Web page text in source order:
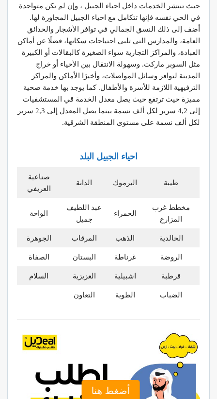
حيث تنتشر الخدمات داخل احياء الجبيل ، وإن لم تكن متواجدة
في الحي نفسه فإنها تتكامل مع احياء الجبيل المجاورة لها.
أضف إلى ذلك النسق الجمالي في توافر الأشجار والحدائق
العامة، والمدارس التي تلبي احتياجات سكانها، فضلًا عن أماكن
العبادة، والمراكز التجارية سواء الصغيرة كالبقالات أو الكبيرة
مثل السوبر ماركت. وسهولة الانتقال بين الأحياء أو خراج
المدينة لتوافر وسائل المواصلات، وأخيرًا الأماكن والمراكز
الترفيهية اللازمة للأسرة والأطفال. كما يوجد بها خدمة صحية
مميزة حيث ترتفع حيث يصل معدل الخدمة قي المستشفيات
إلى 4,2 سرير لكل ألف نسمة بينما يصل المعدل إلى 2,3 سرير
لكل ألف نسمة على مستوى المنطقة الشرقية.
احياء الجبيل البلد
طيبة اليرموك الدانة
صناعية
العريفي
مخطط غرب
المزارع
الحمراء
عبد اللطيف
جميل
الواحة
الخالدية الذهب المرقاب الجوهرة
الروضة غرناطة البستان الصفاة
قرطبة اشبيلية العزيزية السلام
الضباب الطوية التعاون
أضغط هنا